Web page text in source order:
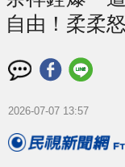
自由！柔柔
2026-07-07 13:57